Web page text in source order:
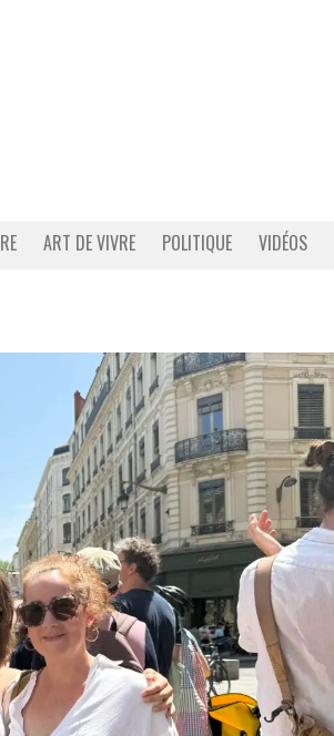
ART DE VIVRE POLITIQUE VIDÉOS